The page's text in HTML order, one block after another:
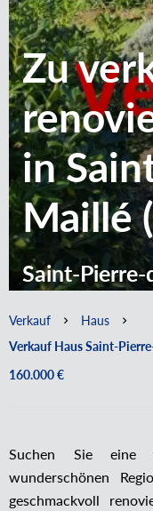
Zu
in
Maillé
Saint-
Verkauf
Haus
Verkauf Haus Saint-
160.000 €
Suchen Sie eine
wunderschönen
geschmackvoll